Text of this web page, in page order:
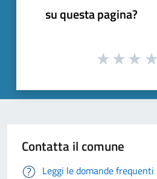
su questa pagina?
Contatta il comune
Leggi le domande frequenti